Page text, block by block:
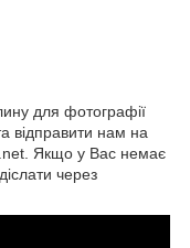
для фотографії
відправити нам на
Якщо у Вас немає
через